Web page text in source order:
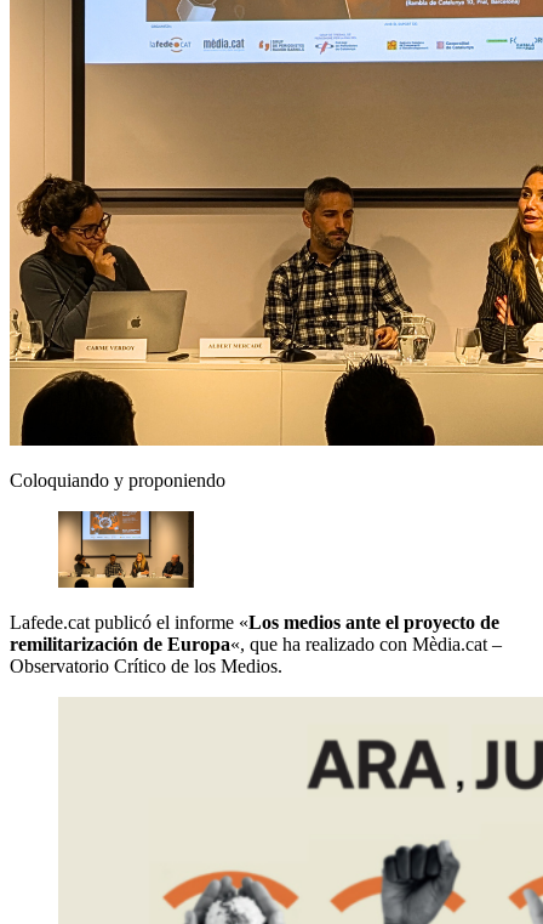
Coloquiando y proponiendo
Lafede.cat publicó el informe «Los medios ante el proyecto de
remilitarización de Europa«, que ha realizado con Mèdia.cat –
Observatorio Crítico de los Medios.